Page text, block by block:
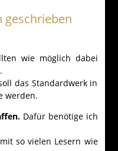
geschrieben
wie möglich dabei
das Standardwerk in
werden.
Dafür benötige ich
so vielen Lesern wie